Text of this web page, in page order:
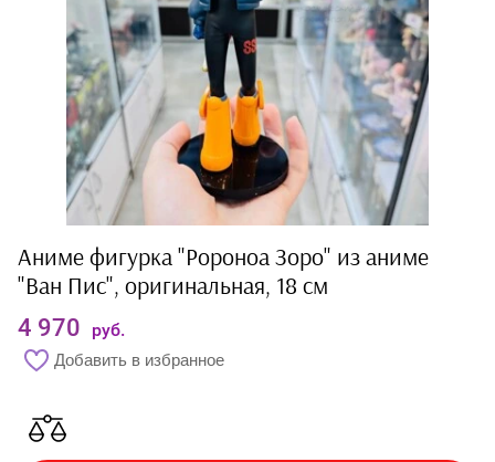
Аниме фигурка "Ророноа Зоро" из аниме
"Ван Пис", оригинальная, 18 см
4 970 руб.
Добавить в избранное